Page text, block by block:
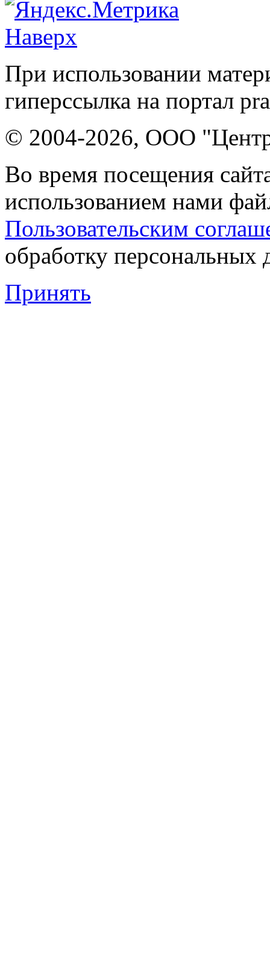
Наверх
При использовании
гиперссылка на портал
© 2004-2026, ООО "Центр
Во время посещения
использованием нами
Пользовательским
обработку персональных
Принять